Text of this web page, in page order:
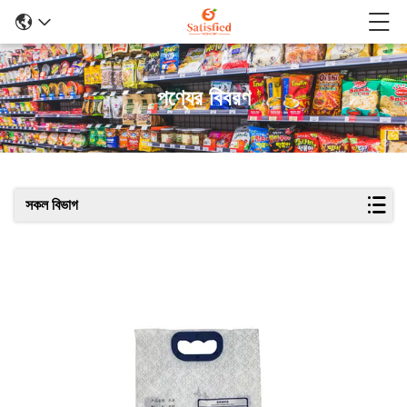
পণ্যের বিবরণ
সকল বিভাগ